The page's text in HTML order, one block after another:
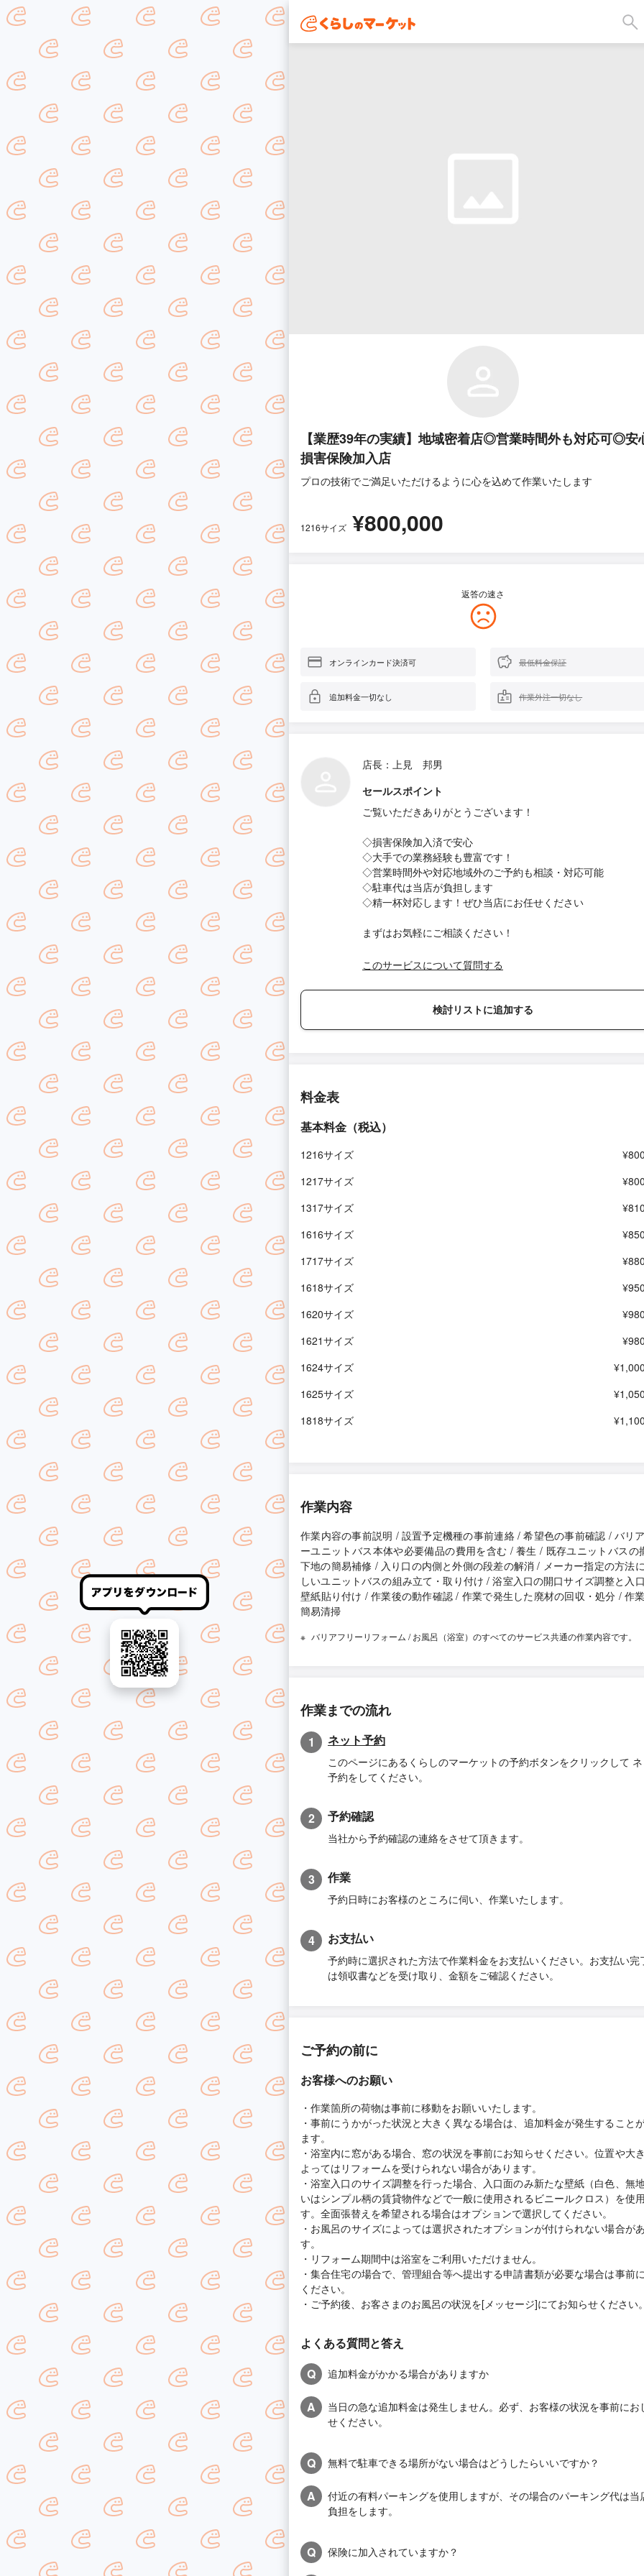
【業歴39年の実績】地域密着店◎営業時間外も対応可◎安
損害保険加入店
プロの技術でご満足いただけるように心を込めて作業いたします
1216サイズ ¥800,000
返答の速さ
オンラインカード決済可 最低料金保証
追加料金一切なし 作業外注一切なし
店長：上見 邦男
セールスポイント
ご覧いただきありがとうございます！
◇損害保険加入済で安心
◇大手での業務経験も豊富です！
◇営業時間外や対応地域外のご予約も相談・対応可能
◇駐車代は当店が負担します
◇精一杯対応します！ぜひ当店にお任せください
まずはお気軽にご相談ください！
このサービスについて質問する
検討リストに追加する
料金表
基本料金（税込）
1216サイズ
1217サイズ
1317サイズ
1616サイズ
1717サイズ
1618サイズ
1620サイズ
1621サイズ
1624サイズ
1625サイズ
1818サイズ
作業内容
作業内容の事前説明 / 設置予定機種の事前連絡 / 希望色の事前確認 / バリ
ーユニットバス本体や必要備品の費用を含む / 養生 / 既存ユニットバスの
下地の簡易補修 / 入り口の内側と外側の段差の解消 / メーカー指定の方法
しいユニットバスの組み立て・取り付け / 浴室入口の開口サイズ調整と入
壁紙貼り付け / 作業後の動作確認 / 作業で発生した廃材の回収・処分 / 作
簡易清掃
バリアフリーリフォーム / お風呂（浴室）のすべてのサービス共通の作業内容です。
作業までの流れ
1 ネット予約
このページにあるくらしのマーケットの予約ボタンをクリックして
予約をしてください。
2 予約確認
当社から予約確認の連絡をさせて頂きます。
3 作業
予約日時にお客様のところに伺い、作業いたします。
4 お支払い
予約時に選択された方法で作業料金をお支払いください。お支払い完
は領収書などを受け取り、金額をご確認ください。
ご予約の前に
お客様へのお願い
・作業箇所の荷物は事前に移動をお願いいたします。
・事前にうかがった状況と大きく異なる場合は、追加料金が発生すること
ます。
・浴室内に窓がある場合、窓の状況を事前にお知らせください。位置や大
よってはリフォームを受けられない場合があります。
・浴室入口のサイズ調整を行った場合、入口面のみ新たな壁紙（白色、無
いはシンプル柄の賃貸物件などで一般に使用されるビニールクロス）を使
す。全面張替えを希望される場合はオプションで選択してください。
・お風呂のサイズによっては選択されたオプションが付けられない場合が
す。
・リフォーム期間中は浴室をご利用いただけません。
・集合住宅の場合で、管理組合等へ提出する申請書類が必要な場合は事前
ください。
・ご予約後、お客さまのお風呂の状況を[メッセージ]にてお知らせください
よくある質問と答え
Q
追加料金がかかる場合がありますか
A
当日の急な追加料金は発生しません。必ず、お客様の状況を事前にお
せください。
Q 無料で駐車できる場所がない場合はどうしたらいいですか？
A
付近の有料パーキングを使用しますが、その場合のパーキング代は当
負担をします。
Q 保険に加入されていますか？